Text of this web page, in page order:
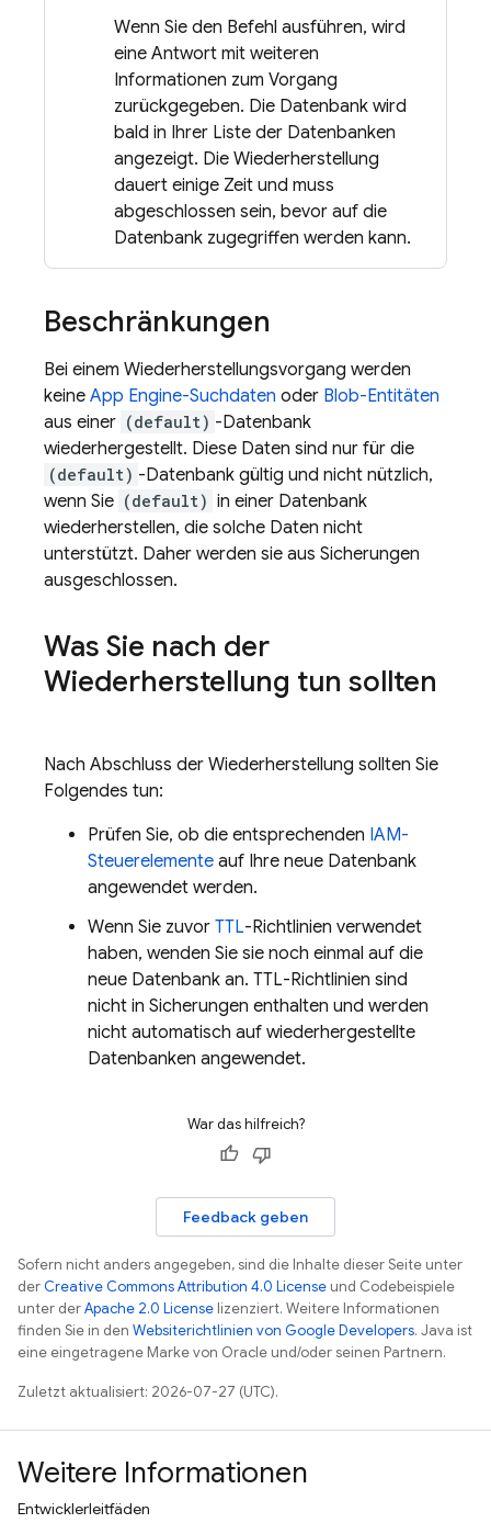
Wenn Sie den Befehl ausführen, wird
eine Antwort mit weiteren
Informationen zum Vorgang
zurückgegeben. Die Datenbank wird
bald in Ihrer Liste der Datenbanken
angezeigt. Die Wiederherstellung
dauert einige Zeit und muss
abgeschlossen sein, bevor auf die
Datenbank zugegriffen werden kann.
Beschränkungen
Bei einem Wiederherstellungsvorgang werden
keine App Engine-Suchdaten oder Blob-Entitäten
aus einer (default) -Datenbank
wiederhergestellt. Diese Daten sind nur für die
(default) -Datenbank gültig und nicht nützlich,
wenn Sie (default) in einer Datenbank
wiederherstellen, die solche Daten nicht
unterstützt. Daher werden sie aus Sicherungen
ausgeschlossen.
Was Sie nach der
Wiederherstellung tun sollten
Nach Abschluss der Wiederherstellung sollten Sie
Folgendes tun:
Prüfen Sie, ob die entsprechenden IAM-
Steuerelemente auf Ihre neue Datenbank
angewendet werden.
Wenn Sie zuvor TTL-Richtlinien verwendet
haben, wenden Sie sie noch einmal auf die
neue Datenbank an. TTL-Richtlinien sind
nicht in Sicherungen enthalten und werden
nicht automatisch auf wiederhergestellte
Datenbanken angewendet.
War das hilfreich?
Feedback geben
Sofern nicht anders angegeben, sind die Inhalte dieser Seite unter
derCreative Commons Attribution 4.0 License und Codebeispiele
unter derApache 2.0 License lizenziert. Weitere Informationen
finden Sie in den Websiterichtlinien von Google Developers. Java ist
eine eingetragene Marke von Oracle und/oder seinen Partnern.
Zuletzt aktualisiert: 2026-07-27 (UTC).
Weitere Informationen
Entwicklerleitfäden